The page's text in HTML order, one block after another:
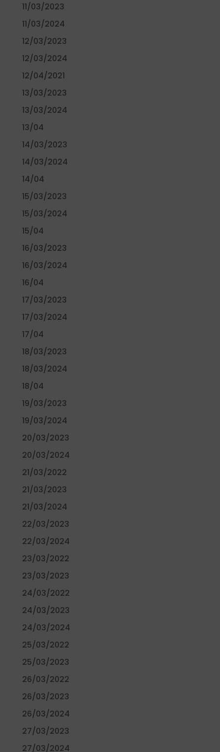
11/03/2023
11/03/2024
12/03/2023
12/03/2024
12/04/2021
13/03/2023
13/03/2024
13/04
14/03/2023
14/03/2024
14/04
15/03/2023
15/03/2024
15/04
16/03/2023
16/03/2024
16/04
17/03/2023
17/03/2024
17/04
18/03/2023
18/03/2024
18/04
19/03/2023
19/03/2024
20/03/2023
20/03/2024
21/03/2022
21/03/2023
21/03/2024
22/03/2023
22/03/2024
23/03/2022
23/03/2023
24/03/2022
24/03/2023
24/03/2024
25/03/2022
25/03/2023
26/03/2022
26/03/2023
26/03/2024
27/03/2023
27/03/2024